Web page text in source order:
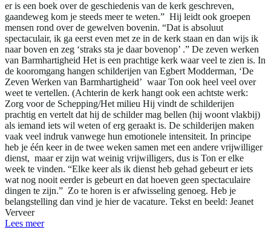
er is een boek over de geschiedenis van de kerk geschreven,
gaandeweg kom je steeds meer te weten.” Hij leidt ook groepen
mensen rond over de gewelven bovenin. “Dat is absoluut
spectaculair, ik ga eerst even met ze in de kerk staan en dan wijs ik
naar boven en zeg ‘straks sta je daar bovenop’ .” De zeven werken
van Barmhartigheid Het is een prachtige kerk waar veel te zien is. In
de kooromgang hangen schilderijen van Egbert Modderman, ‘De
Zeven Werken van Barmhartigheid’ waar Ton ook heel veel over
weet te vertellen. (Achterin de kerk hangt ook een achtste werk:
Zorg voor de Schepping/Het milieu Hij vindt de schilderijen
prachtig en vertelt dat hij de schilder mag bellen (hij woont vlakbij)
als iemand iets wil weten of erg geraakt is. De schilderijen maken
vaak veel indruk vanwege hun emotionele intensiteit. In principe
heb je één keer in de twee weken samen met een andere vrijwilliger
dienst, maar er zijn wat weinig vrijwilligers, dus is Ton er elke
week te vinden. “Elke keer als ik dienst heb gehad gebeurt er iets
wat nog nooit eerder is gebeurt en dat hoeven geen spectaculaire
dingen te zijn.” Zo te horen is er afwisseling genoeg. Heb je
belangstelling dan vind je hier de vacature. Tekst en beeld: Jeanet
Verveer
Lees meer